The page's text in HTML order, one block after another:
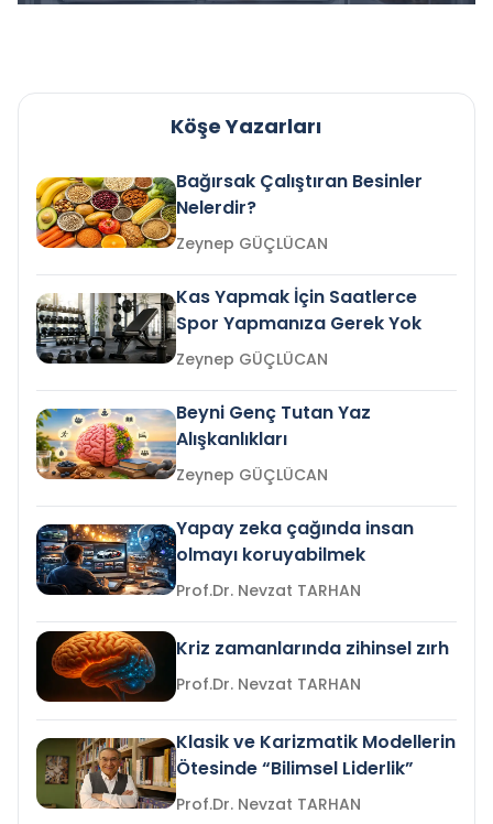
Köşe Yazarları
Bağırsak Çalıştıran Besinler
Nelerdir?
Zeynep GÜÇLÜCAN
Kas Yapmak İçin Saatlerce
Spor Yapmanıza Gerek Yok
Zeynep GÜÇLÜCAN
Beyni Genç Tutan Yaz
Alışkanlıkları
Zeynep GÜÇLÜCAN
Yapay zeka çağında insan
olmayı koruyabilmek
Prof.Dr. Nevzat TARHAN
Kriz zamanlarında zihinsel zırh
Prof.Dr. Nevzat TARHAN
Klasik ve Karizmatik Modellerin
Ötesinde “Bilimsel Liderlik”
Prof.Dr. Nevzat TARHAN